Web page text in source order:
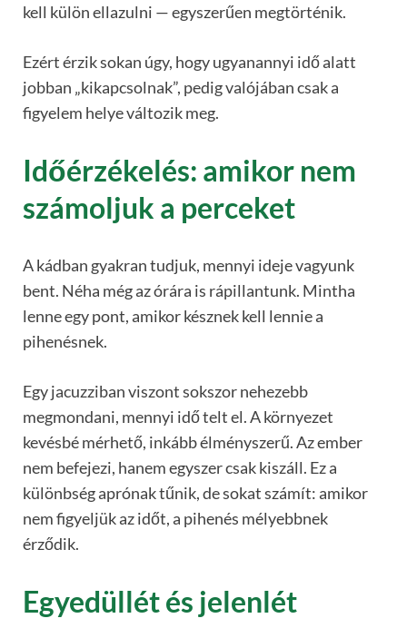
kell külön ellazulni — egyszerűen megtörténik.
Ezért érzik sokan úgy, hogy ugyanannyi idő alatt
jobban „kikapcsolnak”, pedig valójában csak a
figyelem helye változik meg.
Időérzékelés: amikor nem
számoljuk a perceket
A kádban gyakran tudjuk, mennyi ideje vagyunk
bent. Néha még az órára is rápillantunk. Mintha
lenne egy pont, amikor késznek kell lennie a
pihenésnek.
Egy jacuzziban viszont sokszor nehezebb
megmondani, mennyi idő telt el. A környezet
kevésbé mérhető, inkább élményszerű. Az ember
nem befejezi, hanem egyszer csak kiszáll. Ez a
különbség aprónak tűnik, de sokat számít: amikor
nem figyeljük az időt, a pihenés mélyebbnek
érződik.
Egyedüllét és jelenlét